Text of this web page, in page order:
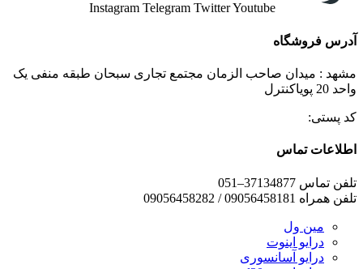
Instagram Telegram TwitterYoutube
آدرس فروشگاه
مشهد : میدان صاحب الزمان مجتمع تجاری سبحان طبقه منفی یک
واحد 20 پویاکنترل
کد پستی:
اطلاعات تماس
تلفن تماس 37134877–051
تلفن همراه 09056458181 / 09056458282
مین ول
درایو اینوت
درایو آسانسوری